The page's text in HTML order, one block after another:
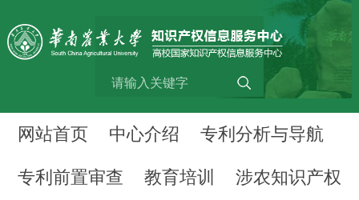
网站首页 中心介绍 专利分析与导航
专利前置审查 教育培训 涉农知识产权